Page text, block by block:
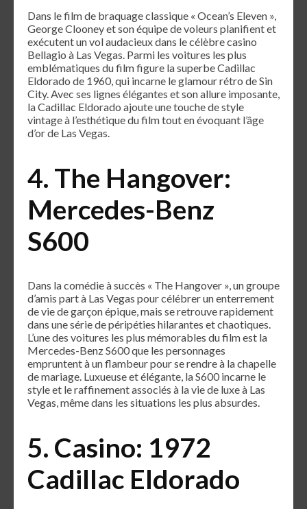
Dans le film de braquage classique « Ocean’s Eleven »,
George Clooney et son équipe de voleurs planifient et
exécutent un vol audacieux dans le célèbre casino
Bellagio à Las Vegas. Parmi les voitures les plus
emblématiques du film figure la superbe Cadillac
Eldorado de 1960, qui incarne le glamour rétro de Sin
City. Avec ses lignes élégantes et son allure imposante,
la Cadillac Eldorado ajoute une touche de style
vintage à l’esthétique du film tout en évoquant l’âge
d’or de Las Vegas.
4. The Hangover:
Mercedes-Benz
S600
Dans la comédie à succès « The Hangover », un groupe
d’amis part à Las Vegas pour célébrer un enterrement
de vie de garçon épique, mais se retrouve rapidement
dans une série de péripéties hilarantes et chaotiques.
L’une des voitures les plus mémorables du film est la
Mercedes-Benz S600 que les personnages
empruntent à un flambeur pour se rendre à la chapelle
de mariage. Luxueuse et élégante, la S600 incarne le
style et le raffinement associés à la vie de luxe à Las
Vegas, même dans les situations les plus absurdes.
5. Casino: 1972
Cadillac Eldorado